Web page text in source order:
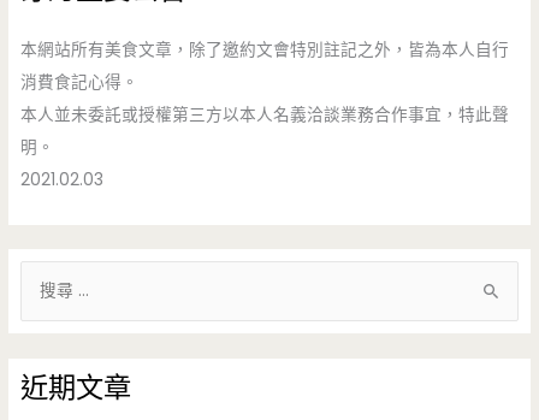
本網站所有美食文章，除了邀約文會特別註記之外，皆為本人自行
消費食記心得。
本人並未委託或授權第三方以本人名義洽談業務合作事宜，特此聲
明。
2021.02.03
鍵
字
近期文章